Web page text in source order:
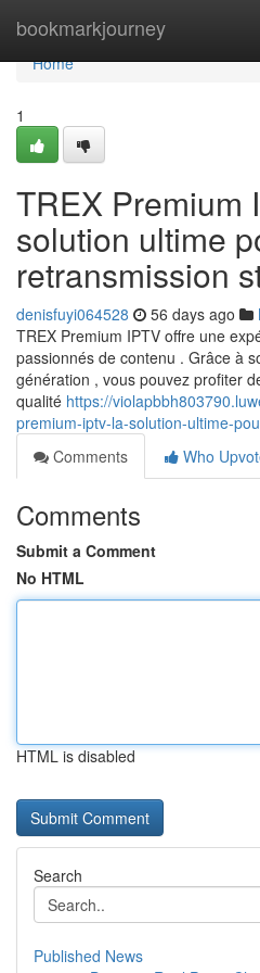
bookmarkjourney
Home
Home
1
TREX Premium
solution ultime
retransmission
denisfuyi064528 56 days ago
TREX Premium IPTV offre une
passionnés de contenu . Grâce à
génération , vous pouvez profiter
qualité https://
premium-iptv-la-solution-ultime-
Comments
Who
Comments
Submit a Comment
No HTML
HTML is disabled
Search
Published News